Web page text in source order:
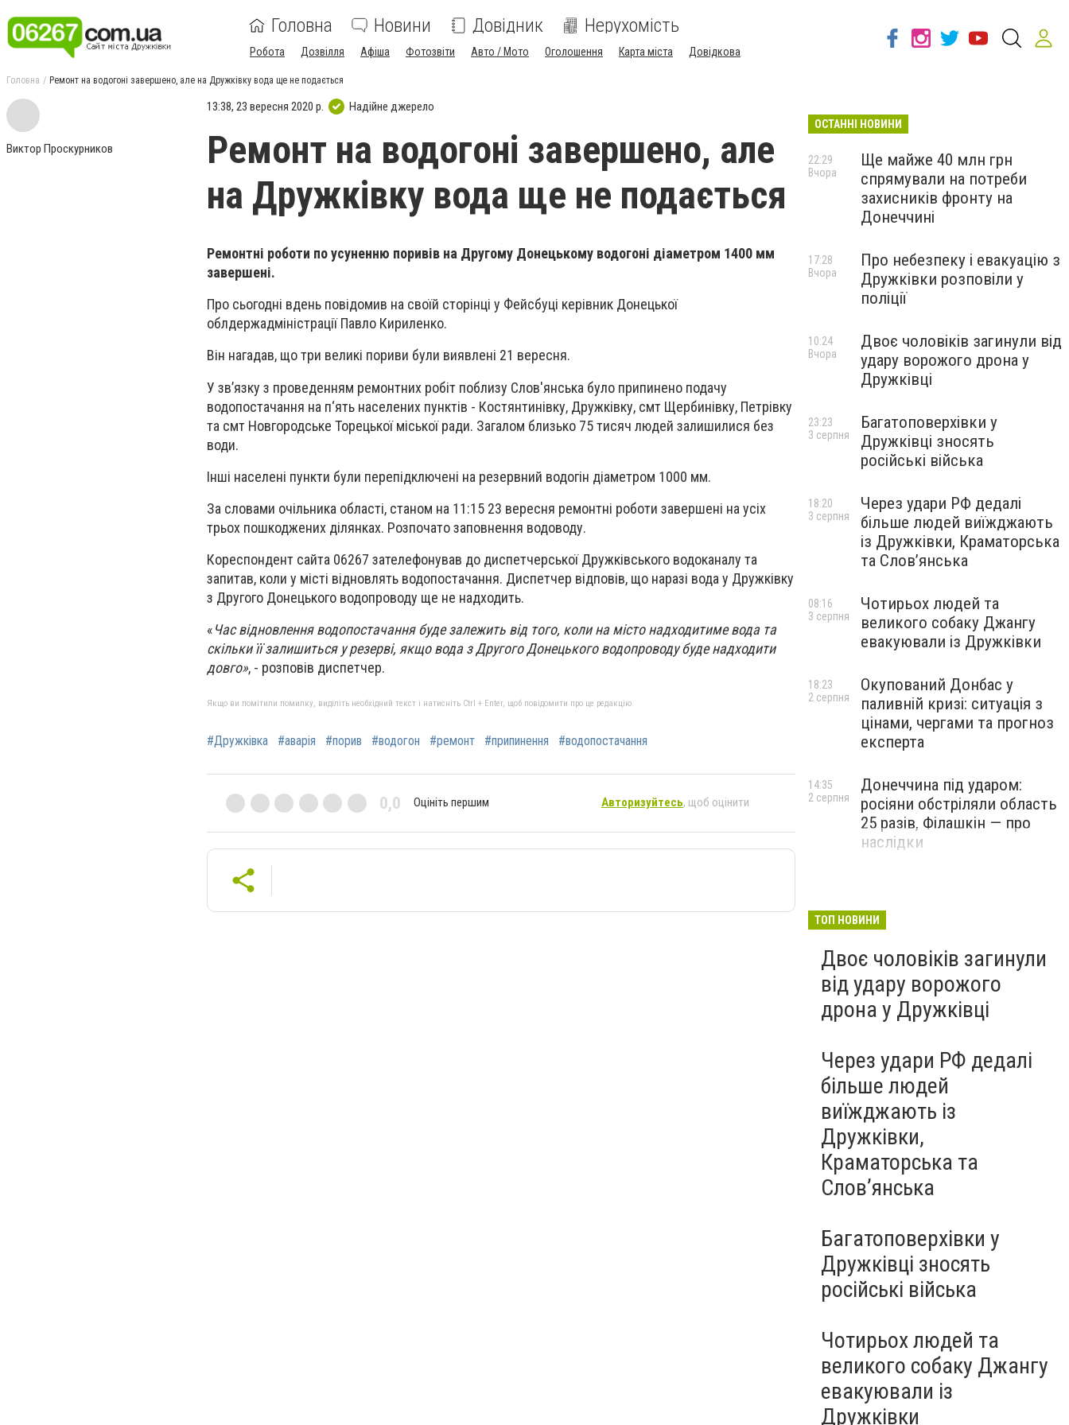
Головна Новини Довідник Нерухомість
Робота Дозвілля Афіша Фотозвіти Авто / Мото Оголошення Карта міста Довідкова
Головна Ремонт на водогоні завершено, але на Дружківку вода ще не подається
Виктор Проскурников
13:38, 23 вересня 2020 р. Надійне джерело
Ремонт на водогоні завершено, але
на Дружківку вода ще не подається
Ремонтні роботи по усуненню поривів на Другому Донецькому водогоні діаметром 1400 мм
завершені.
Про сьогодні вдень повідомив на своїй сторінці у Фейсбуці керівник Донецької
облдержадміністрації Павло Кириленко.
Він нагадав, що три великі пориви були виявлені 21 вересня.
У зв’язку з проведенням ремонтних робіт поблизу Слов'янська було припинено подачу
водопостачання на п‘ять населених пунктів - Костянтинівку, Дружківку, смт Щербинівку, Петрівку
та смт Новгородське Торецької міської ради. Загалом близько 75 тисяч людей залишилися без
води.
Інші населені пункти були перепідключені на резервний водогін діаметром 1000 мм.
За словами очільника області, станом на 11:15 23 вересня ремонтні роботи завершені на усіх
трьох пошкоджених ділянках. Розпочато заповнення водоводу.
Кореспондент сайта 06267 зателефонував до диспетчерської Дружківського водоканалу та
запитав, коли у місті відновлять водопостачання. Диспетчер відповів, що наразі вода у Дружківку
з Другого Донецького водопроводу ще не надходить.
«Час відновлення водопостачання буде залежить від того, коли на місто надходитиме вода та
скільки її залишиться у резерві, якщо вода з Другого Донецького водопроводу буде надходити
довго», - розповів диспетчер.
Якщо ви помітили помилку, виділіть необхідний текст і натисніть Ctrl + Enter, щоб повідомити про це редакцію
#Дружківка #аварія #порив #водогон #ремонт #припинення #водопостачання
0,0 Оцініть першим Авторизуйтесь, щоб оцінити
ОСТАННІ НОВИНИ
Ще майже 40 млн грн
спрямували на потреби
захисників фронту на
Донеччині
22:29
Вчора
Про небезпеку і евакуацію з
Дружківки розповіли у
поліції
17:28
Вчора
Двоє чоловіків загинули від
удару ворожого дрона у
Дружківці
10:24
Вчора
Багатоповерхівки у
Дружківці зносять
російські війська
23:23
3 серпня
Через удари РФ дедалі
більше людей виїжджають
із Дружківки, Краматорська
та Слов’янська
18:20
3 серпня
Чотирьох людей та
великого собаку Джангу
евакуювали із Дружківки
08:16
3 серпня
Окупований Донбас у
паливній кризі: ситуація з
цінами, чергами та прогноз
експерта
18:23
2 серпня
Донеччина під ударом:
росіяни обстріляли область
25 разів, Філашкін — про
наслідки
14:35
2 серпня
ТОП НОВИНИ
Двоє чоловіків загинули
від удару ворожого
дрона у Дружківці
Через удари РФ дедалі
більше людей
виїжджають із
Дружківки,
Краматорська та
Слов’янська
Багатоповерхівки у
Дружківці зносять
російські війська
Чотирьох людей та
великого собаку Джангу
евакуювали із
Дружківки